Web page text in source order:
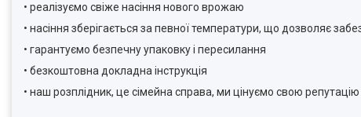
• реалізуємо свіже насіння нового врожаю
• насіння зберігається за певної температури, що дозволяє
• гарантуємо безпечну упаковку і пересилання
• безкоштовна докладна інструкція
• наш розплідник, це сімейна справа, ми цінуємо свою